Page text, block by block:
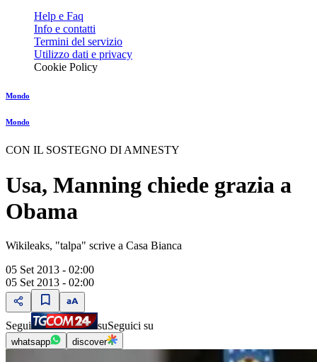
Help e Faq
Info e contatti
Termini del servizio
Utilizzo dati e privacy
Cookie Policy
Mondo
Mondo
CON IL SOSTEGNO DI AMNESTY
Usa, Manning chiede grazia a
Obama
Wikileaks, "talpa" scrive a Casa Bianca
05 Set 2013 - 02:00
05 Set 2013 - 02:00
Segui suSeguici su
whatsapp discover